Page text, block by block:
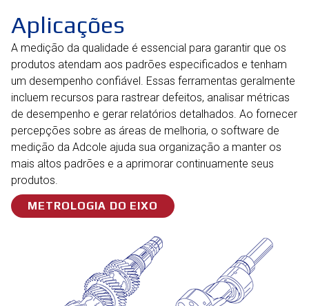
Aplicações
A medição da qualidade é essencial para garantir que os
produtos atendam aos padrões especificados e tenham
um desempenho confiável. Essas ferramentas geralmente
incluem recursos para rastrear defeitos, analisar métricas
de desempenho e gerar relatórios detalhados. Ao fornecer
percepções sobre as áreas de melhoria, o software de
medição da Adcole ajuda sua organização a manter os
mais altos padrões e a aprimorar continuamente seus
produtos.
METROLOGIA DO EIXO